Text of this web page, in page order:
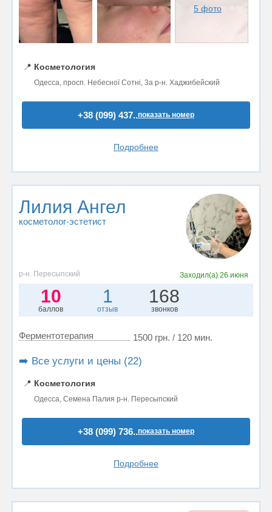
5 фото
📍 Косметология
Одесса, просп. Небесної Сотні, 3а р-н. Хаджибейский
+38 (099) 437..показать номер
Подробнее
Лилия Ангел
косметолог-эстетист
р-н. Пересыпский Заходил(а)26 июня
10
баллов
1
отзыв
168
звонков
Ферментотерапия 1500 грн. / 120 мин.
➡️ Все услуги и цены (22)
📍 Косметология
Одесса, Семена Палия р-н. Пересыпский
+38 (099) 736..показать номер
Подробнее